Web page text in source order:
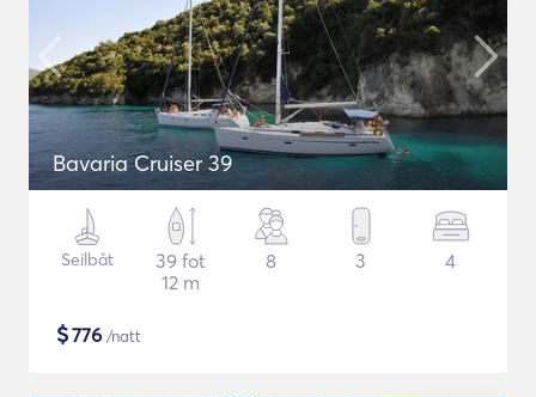
Bavaria Cruiser 39
Seilbåt
39 fot
12 m
8 3 4
$776 /natt